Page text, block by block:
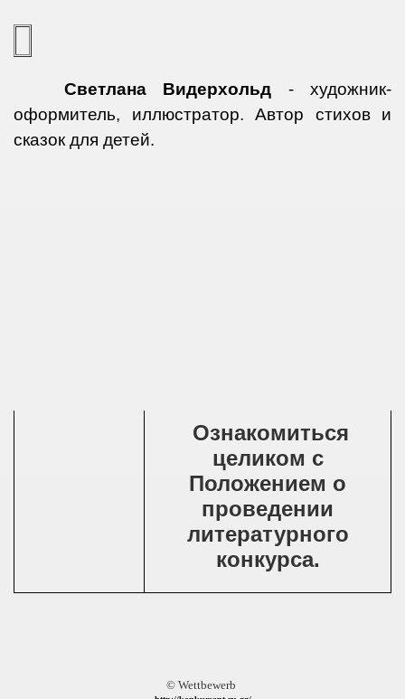
Светлана Видерхольд - художник-
оформитель, иллюстратор. Автор стихов и
сказок для детей.
Ознакомиться
целиком с
Положением о
проведении
литературного
конкурса.
© Wettbewerb